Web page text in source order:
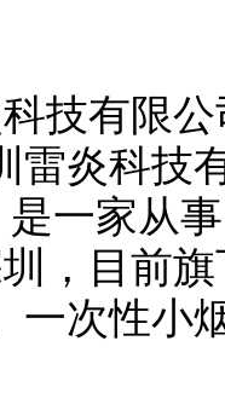
技有限公
雷炎科技
一家从
，目前
一次性小